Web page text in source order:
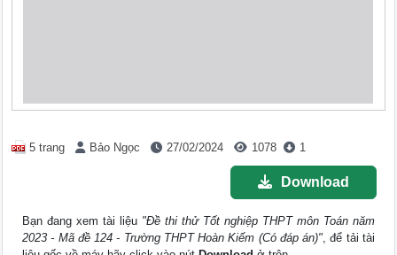
5 trang Bảo Ngọc 27/02/2024 1078 1
Download
Bạn đang xem tài liệu "Đề thi thử Tốt nghiệp THPT môn Toán năm
2023 - Mã đề 124 - Trường THPT Hoàn Kiếm (Có đáp án)", để tải tài